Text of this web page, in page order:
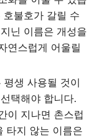
불호가 갈릴 수
닌 이름은 개성을
연스럽게 어울릴
평생 사용될 것이
택해야 합니다.
이 지나면 촌스럽
타지 않는 이름은